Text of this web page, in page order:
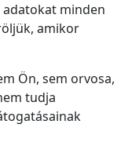
adatokat minden
amikor
Ön, sem orvosa,
tudja